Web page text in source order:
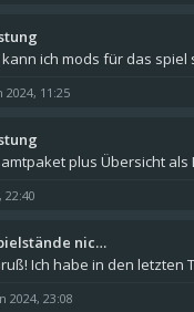
2024, 11:25
22:40
nic…
2024, 23:08